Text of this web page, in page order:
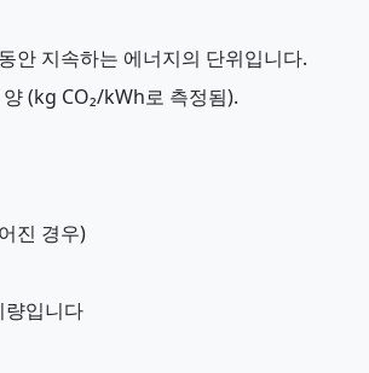
안 지속하는 에너지의 단위입니다.
(kg CO₂/kWh로 측정됨).
진 경우)
량입니다